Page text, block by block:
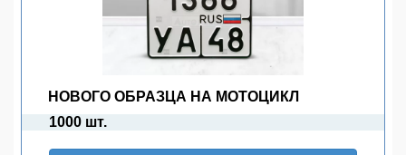
НОВОГО ОБРАЗЦА НА МОТОЦИКЛ
1000 шт.